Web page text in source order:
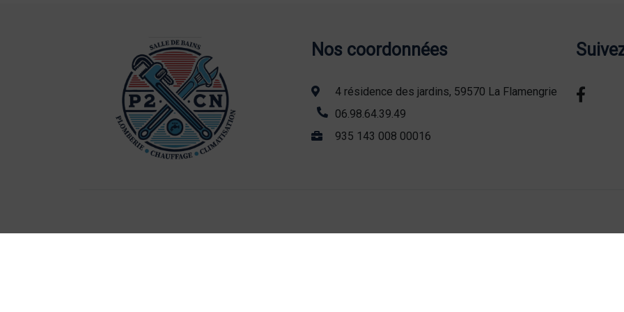
Nos coordonnées
4 résidence des jardins, 59570 La Flamengrie
06.98.64.39.49
935 143 008 00016